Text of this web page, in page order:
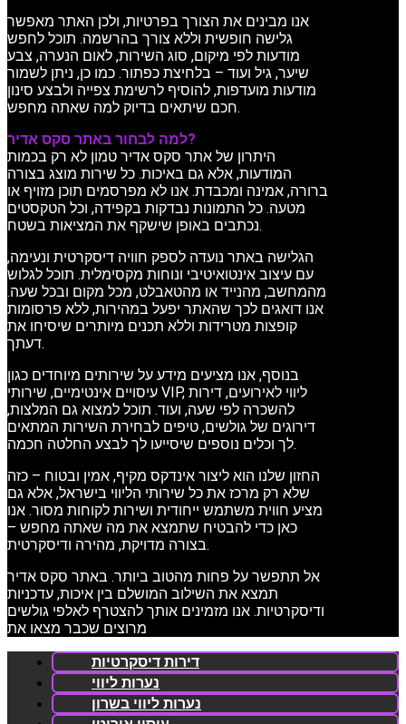
אנו מבינים את הצורך בפרטיות, ולכן האתר מאפשר
גלישה חופשית וללא צורך בהרשמה. תוכל לחפש
מודעות לפי מיקום, סוג השירות, לאום הנערה, צבע
שיער, גיל ועוד – בלחיצת כפתור. כמו כן, ניתן לשמור
מודעות מועדפות, להוסיף לרשימת צפייה ולבצע סינון
חכם שיתאים בדיוק למה שאתה מחפש.
למה לבחור באתר סקס אדיר?
היתרון של אתר סקס אדיר טמון לא רק בכמות
המודעות, אלא גם באיכות. כל שירות מוצג בצורה
ברורה, אמינה ומכבדת. אנו לא מפרסמים תוכן מזויף או
מטעה. כל התמונות נבדקות בקפידה, וכל הטקסטים
נכתבים באופן שישקף את המציאות בשטח.
הגלישה באתר נועדה לספק חוויה דיסקרטית ונעימה,
עם עיצוב אינטואיטיבי ונוחות מקסימלית. תוכל לגלוש
מהמחשב, מהנייד או מהטאבלט, מכל מקום ובכל שעה.
אנו דואגים לכך שהאתר יפעל במהירות, ללא פרסומות
קופצות מטרידות וללא תכנים מיותרים שיסיחו את
דעתך.
בנוסף, אנו מציעים מידע על שירותים מיוחדים כגון
עיסויים אינטימיים, שירותי VIP, ליווי לאירועים, דירות
להשכרה לפי שעה, ועוד. תוכל למצוא גם המלצות,
דירוגים של גולשים, טיפים לבחירת השירות המתאים
לך וכלים נוספים שיסייעו לך לבצע החלטה חכמה.
החזון שלנו הוא ליצור אינדקס מקיף, אמין ובטוח – כזה
שלא רק מרכז את כל שירותי הליווי בישראל, אלא גם
מציע חווית משתמש ייחודית ושירות לקוחות מסור. אנו
כאן כדי להבטיח שתמצא את מה שאתה מחפש –
בצורה מדויקת, מהירה ודיסקרטית.
אל תתפשר על פחות מהטוב ביותר. באתר סקס אדיר
תמצא את השילוב המושלם בין איכות, עדכניות
ודיסקרטיות. אנו מזמינים אותך להצטרף לאלפי גולשים
מרוצים שכבר מצאו את
דירות דיסקרטיות
נערות ליווי
נערות ליווי בשרון